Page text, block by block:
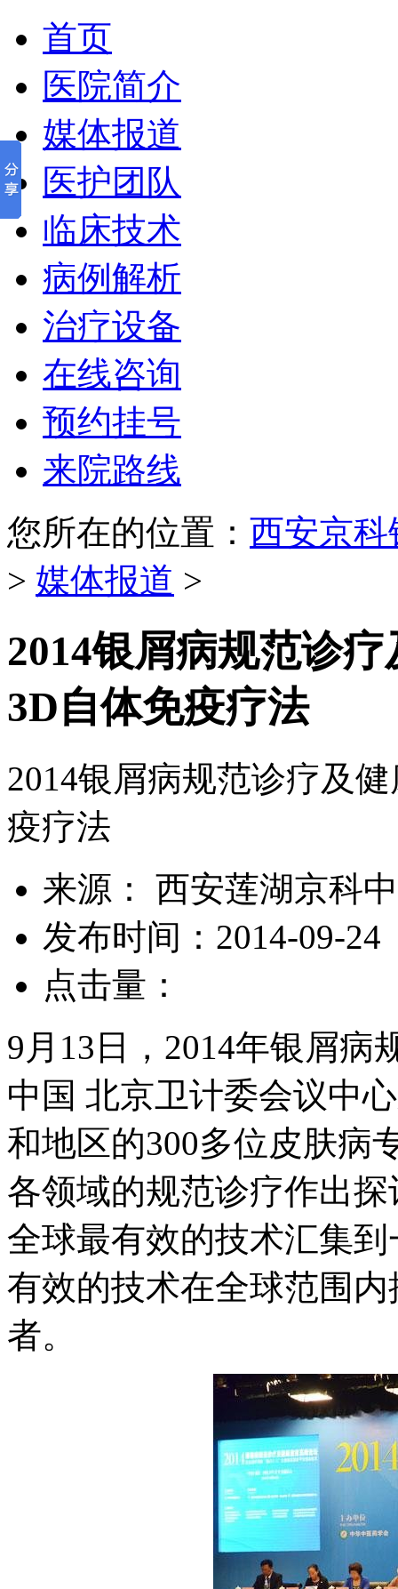
首页
医院简介
媒体报道
医护团队
临床技术
病例解析
治疗设备
在线咨询
预约挂号
来院路线
您所在的位置： 西安京
> 媒体报道 >
2014银屑病规范诊
3D自体免疫疗法
2014银屑病规范诊疗及
疫疗法
来源： 西安莲湖京科
发布时间：2014-09-24
点击量：
9月13日，2014年银屑病
中国 北京卫计委会议中
和地区的300多位皮肤病
各领域的规范诊疗作出
全球最有效的技术汇集
有效的技术在全球范围
者。